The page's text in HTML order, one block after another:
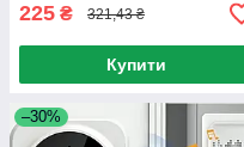
225 ₴ 321,43 ₴
Купити
–30%